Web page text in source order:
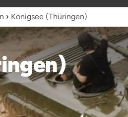
› Königsee (Thüringen)